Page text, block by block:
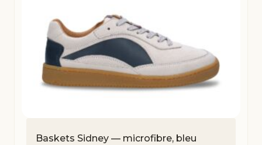
Baskets Sidney — microfibre, bleu